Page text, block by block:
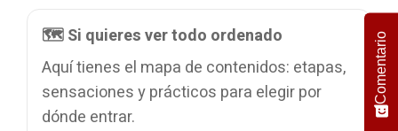
🗺️ Si quieres ver todo ordenado
Aquí tienes el mapa de contenidos: etapas,
sensaciones y prácticos para elegir por
dónde entrar.
Comentario